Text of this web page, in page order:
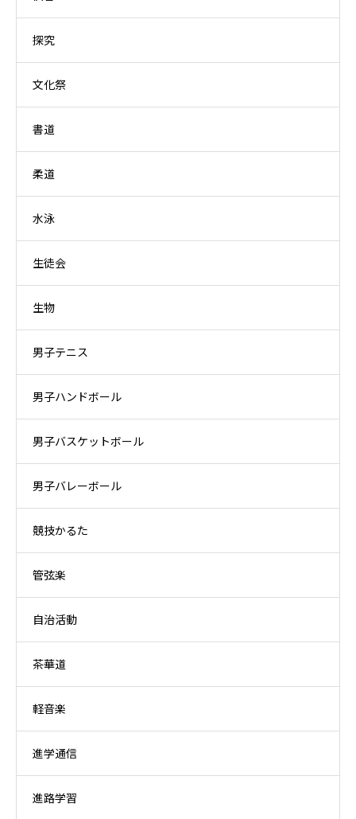
探究
文化祭
書道
柔道
水泳
生徒会
生物
男子テニス
男子ハンドボール
男子バスケットボール
男子バレーボール
競技かるた
管弦楽
自治活動
茶華道
軽音楽
進学通信
進路学習